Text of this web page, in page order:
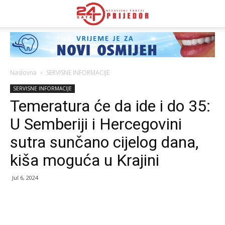
Naslovna SERVISNE INFORMACIJE
SERVISNE INFORMACIJE
Temeratura će da ide i do 35:
U Semberiji i Hercegovini
sutra sunčano cijelog dana,
kiša moguća u Krajini
Jul 6, 2024